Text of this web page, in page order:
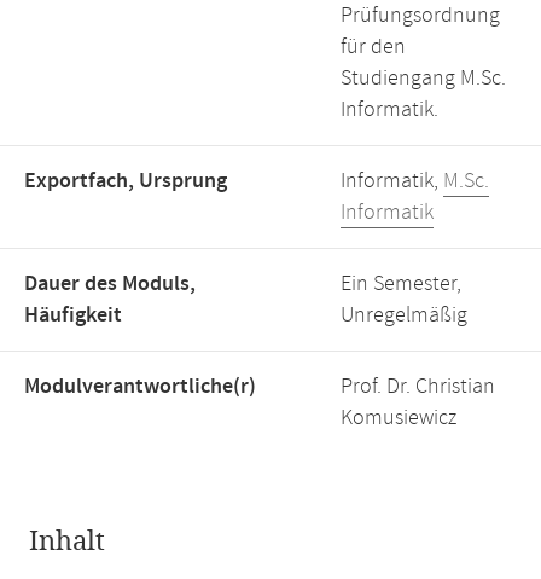
Prüfungsordnung
für den
Studiengang M.Sc.
Informatik.
Exportfach, Ursprung Informatik, M.Sc.
Informatik
Dauer des Moduls,
Häufigkeit
Ein Semester,
Unregelmäßig
Modulverantwortliche(r)
Prof. Dr. Christian
Komusiewicz
Inhalt